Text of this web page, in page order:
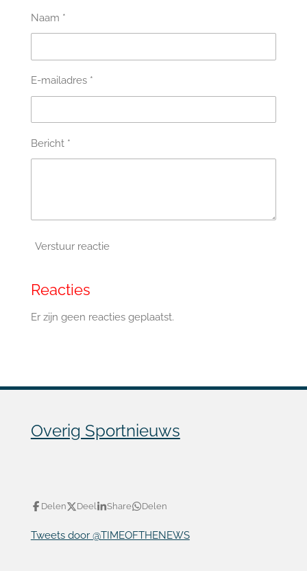
Naam *
E-mailadres *
Bericht *
Verstuur reactie
Reacties
Er zijn geen reacties geplaatst.
Overig Sportnieuws
Delen Deel Share Delen
Tweets door @TIMEOFTHENEWS